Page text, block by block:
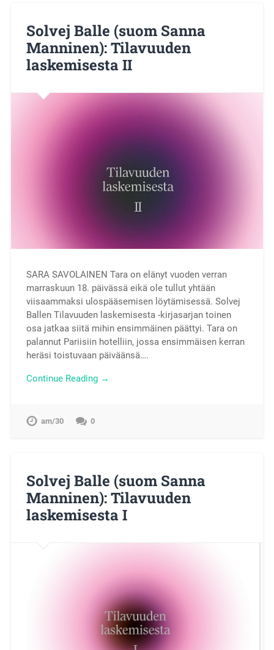
Solvej Balle (suom Sanna
Manninen): Tilavuuden
laskemisesta II
SARA SAVOLAINEN Tara on elänyt vuoden verran
marraskuun 18. päivässä eikä ole tullut yhtään
viisaammaksi ulospääsemisen löytämisessä. Solvej
Ballen Tilavuuden laskemisesta -kirjasarjan toinen
osa jatkaa siitä mihin ensimmäinen päättyi. Tara on
palannut Pariisiin hotelliin, jossa ensimmäisen kerran
heräsi toistuvaan päiväänsä….
Continue Reading →
am/30 0
Solvej Balle (suom Sanna
Manninen): Tilavuuden
laskemisesta I